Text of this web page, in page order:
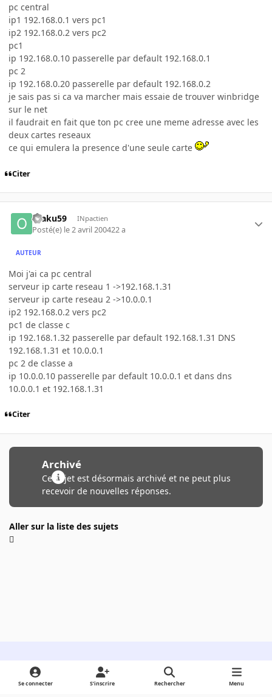
pc central
ip1 192.168.0.1 vers pc1
ip2 192.168.0.2 vers pc2
pc1
ip 192.168.0.10 passerelle par default 192.168.0.1
pc 2
ip 192.168.0.20 passerelle par default 192.168.0.2
je sais pas si ca va marcher mais essaie de trouver winbridge
sur le net
il faudrait en fait que ton pc cree une meme adresse avec les
deux cartes reseaux
ce qui emulera la presence d'une seule carte
Citer
otaku59 INpactien
Posté(e) le 2 avril 200422 a
AUTEUR
Moi j'ai ca pc central
serveur ip carte reseau 1 ->192.168.1.31
serveur ip carte reseau 2 ->10.0.0.1
ip2 192.168.0.2 vers pc2
pc1 de classe c
ip 192.168.1.32 passerelle par default 192.168.1.31 DNS
192.168.1.31 et 10.0.0.1
pc 2 de classe a
ip 10.0.0.10 passerelle par default 10.0.0.1 et dans dns
10.0.0.1 et 192.168.1.31
Citer
Archivé
Ce sujet est désormais archivé et ne peut plus
recevoir de nouvelles réponses.
Aller sur la liste des sujets
Light ModeDark ModeSystem Preference
Se connecter S’inscrire Rechercher Menu